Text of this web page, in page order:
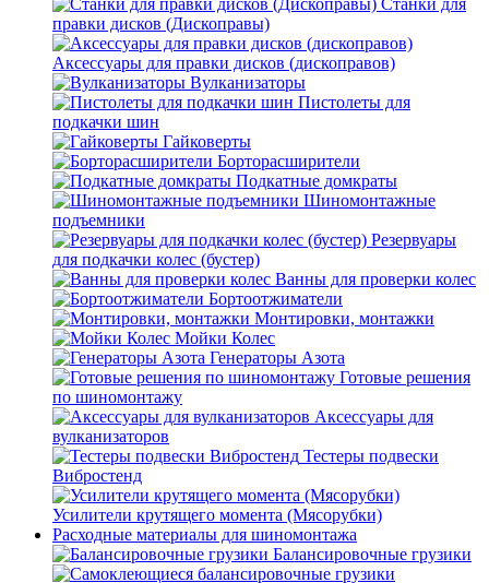
Станки для
правки дисков (Дископравы)
Аксессуары для правки дисков (дископравов)
Вулканизаторы
Пистолеты для
подкачки шин
Гайковерты
Борторасширители
Подкатные домкраты
Шиномонтажные
подъемники
Резервуары
для подкачки колес (бустер)
Ванны для проверки колес
Бортоотжиматели
Монтировки, монтажки
Мойки Колес
Генераторы Азота
Готовые решения
по шиномонтажу
Аксессуары для
вулканизаторов
Тестеры подвески
Вибростенд
Усилители крутящего момента (Мясорубки)
Расходные материалы для шиномонтажа
Балансировочные грузики